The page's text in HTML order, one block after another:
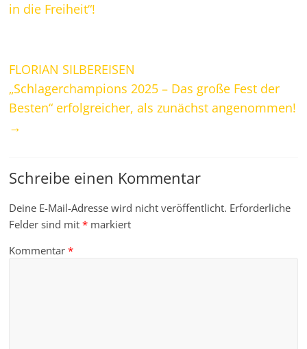
in die Freiheit“!
FLORIAN SILBEREISEN
„Schlagerchampions 2025 – Das große Fest der
Besten“ erfolgreicher, als zunächst angenommen!
→
Schreibe einen Kommentar
Deine E-Mail-Adresse wird nicht veröffentlicht. Erforderliche
Felder sind mit* markiert
Kommentar*